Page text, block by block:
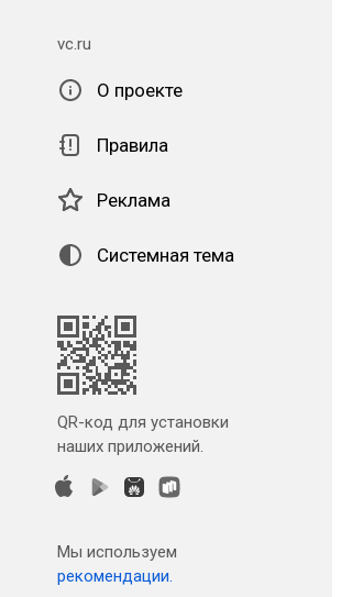
vc.ru
О проекте
Правила
Реклама
Системная тема
QR-код для установки
наших приложений.
Мы используем
рекомендации.